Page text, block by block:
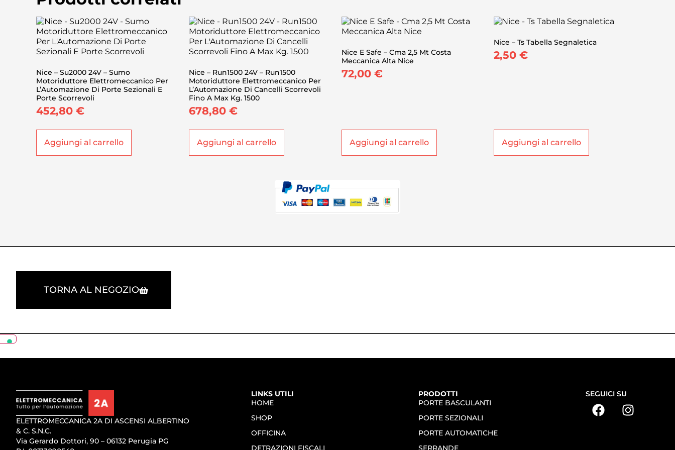
Nice – Su2000 24V – Sumo
Motoriduttore Elettromeccanico Per
L’Automazione Di Porte Sezionali E
Porte Scorrevoli
452,80 €
Aggiungi al carrello
Nice – Run1500 24V – Run1500
Motoriduttore Elettromeccanico Per
L’Automazione Di Cancelli Scorrevoli
Fino A Max Kg. 1500
678,80 €
Aggiungi al carrello
Nice E Safe – Cma 2,5 Mt Costa
Meccanica Alta Nice
72,00 €
Aggiungi al carrello
Nice – Ts Tabella Segnaletica
2,50€
Aggiungi al carrello
TORNA AL NEGOZIO
ELETTROMECCANICA 2A DI ASCENSI ALBERTINO
& C. S.N.C.
Via Gerardo Dottori, 90 – 06132 Perugia PG
LINKS UTILI
HOME
SHOP
OFFICINA
DETRAZIONI FISCALI
PRODOTTI
PORTE BASCULANTI
PORTE SEZIONALI
PORTE AUTOMATICHE
SERRANDE
SEGUICI SU